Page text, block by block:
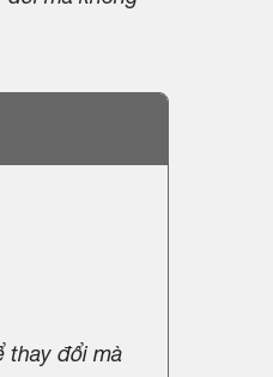
thay đổi mà